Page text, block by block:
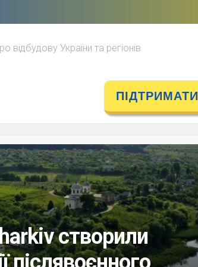
відбудову України та регіонів
ПІДТРИМАТИ
створили